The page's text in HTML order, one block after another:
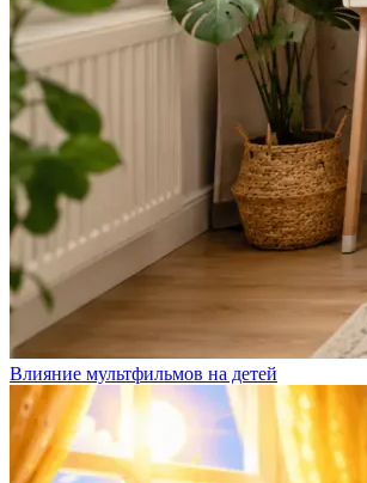
Влияние мультфильмов на детей